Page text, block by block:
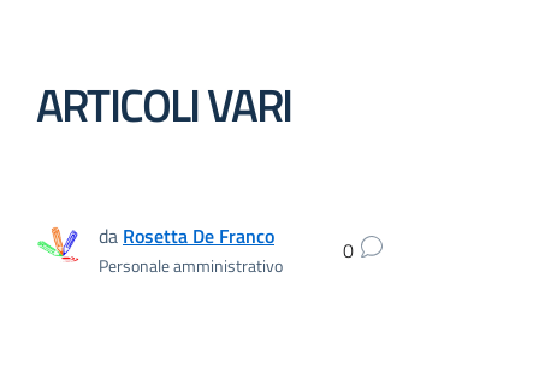
ARTICOLI VARI
da Rosetta De Franco
Personale amministrativo 0